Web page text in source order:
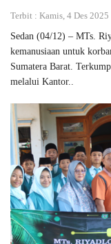
Terbit : Kamis, 4 Des 2025
Sedan (04/12) – MTs.
kemanusiaan untuk
Sumatera Barat.
melalui Kantor..